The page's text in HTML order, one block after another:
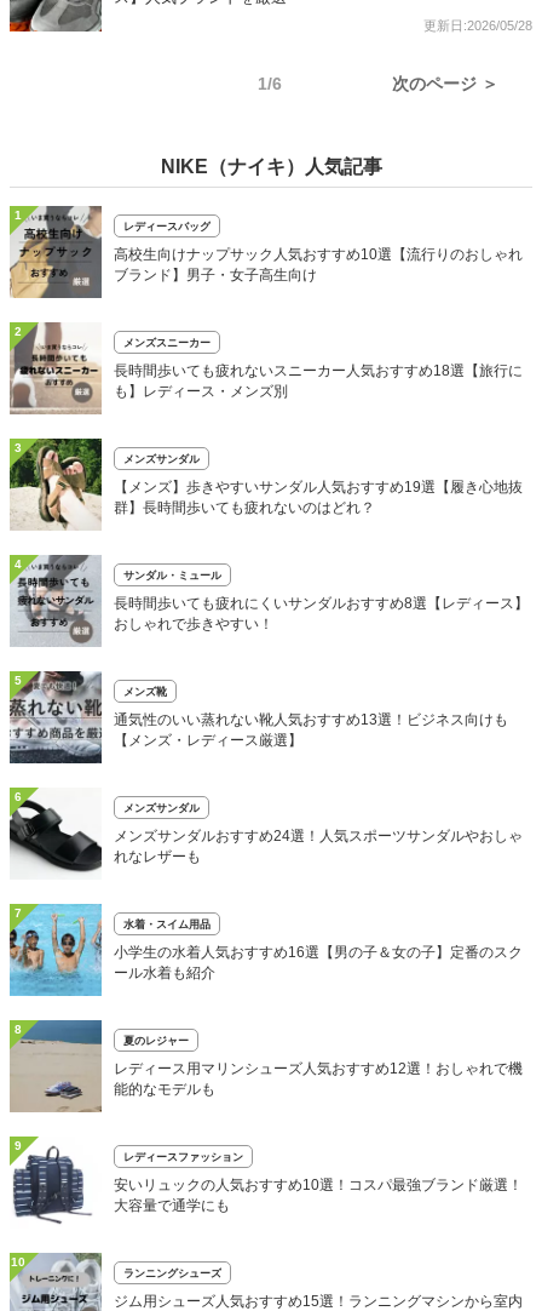
更新日:2026/05/28
1/6 次のページ ＞
NIKE（ナイキ）人気記事
1
レディースバッグ
高校生向けナップサック人気おすすめ10選【流行りのおしゃれ
ブランド】男子・女子高生向け
2
メンズスニーカー
長時間歩いても疲れないスニーカー人気おすすめ18選【旅行に
も】レディース・メンズ別
3
メンズサンダル
【メンズ】歩きやすいサンダル人気おすすめ19選【履き心地抜
群】長時間歩いても疲れないのはどれ？
4
サンダル・ミュール
長時間歩いても疲れにくいサンダルおすすめ8選【レディース】
おしゃれで歩きやすい！
5
メンズ靴
通気性のいい蒸れない靴人気おすすめ13選！ビジネス向けも
【メンズ・レディース厳選】
6
メンズサンダル
メンズサンダルおすすめ24選！人気スポーツサンダルやおしゃ
れなレザーも
7
水着・スイム用品
小学生の水着人気おすすめ16選【男の子＆女の子】定番のスク
ール水着も紹介
8
夏のレジャー
レディース用マリンシューズ人気おすすめ12選！おしゃれで機
能的なモデルも
9
レディースファッション
安いリュックの人気おすすめ10選！コスパ最強ブランド厳選！
大容量で通学にも
10
ランニングシューズ
ジム用シューズ人気おすすめ15選！ランニングマシンから室内